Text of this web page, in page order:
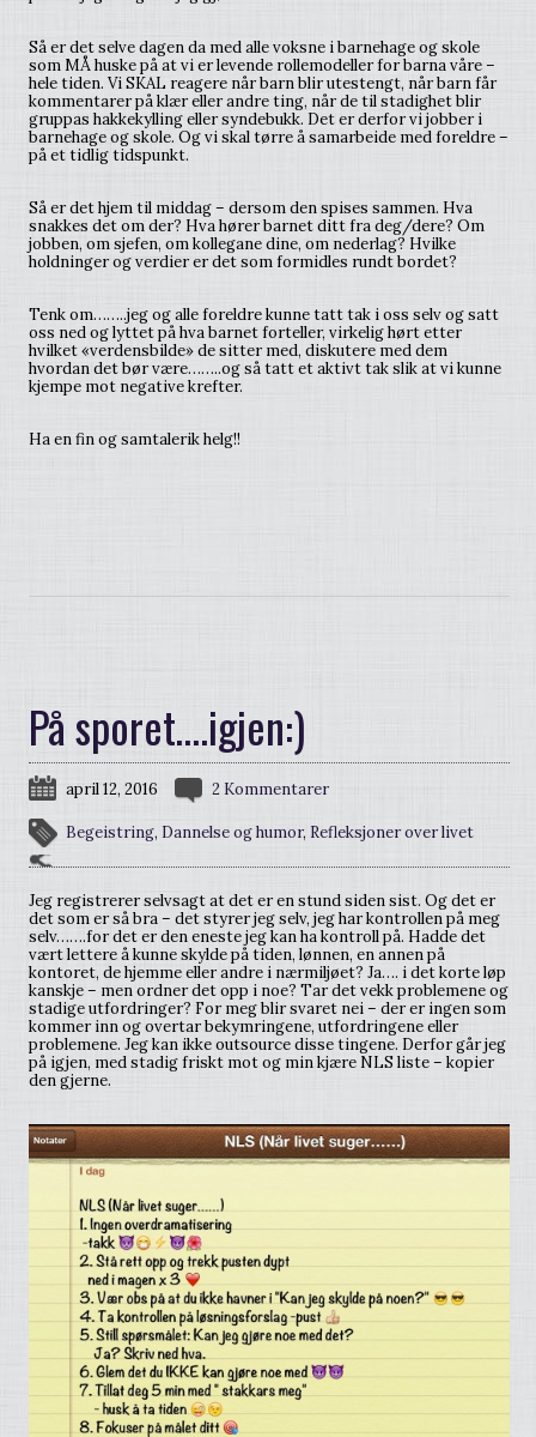
Så er det selve dagen da med alle voksne i barnehage og skole
som MÅ huske på at vi er levende rollemodeller for barna våre –
hele tiden. Vi SKAL reagere når barn blir utestengt, når barn får
kommentarer på klær eller andre ting, når de til stadighet blir
gruppas hakkekylling eller syndebukk. Det er derfor vi jobber i
barnehage og skole. Og vi skal tørre å samarbeide med foreldre –
på et tidlig tidspunkt.
Så er det hjem til middag – dersom den spises sammen. Hva
snakkes det om der? Hva hører barnet ditt fra deg/dere? Om
jobben, om sjefen, om kollegane dine, om nederlag? Hvilke
holdninger og verdier er det som formidles rundt bordet?
Tenk om……..jeg og alle foreldre kunne tatt tak i oss selv og satt
oss ned og lyttet på hva barnet forteller, virkelig hørt etter
hvilket «verdensbilde» de sitter med, diskutere med dem
hvordan det bør være……..og så tatt et aktivt tak slik at vi kunne
kjempe mot negative krefter.
Ha en fin og samtalerik helg!!
På sporet….igjen:)
april 12, 2016 2 Kommentarer
Begeistring, Dannelse og humor, Refleksjoner over livet
Jeg registrerer selvsagt at det er en stund siden sist. Og det er
det som er så bra – det styrer jeg selv, jeg har kontrollen på meg
selv…….for det er den eneste jeg kan ha kontroll på. Hadde det
vært lettere å kunne skylde på tiden, lønnen, en annen på
kontoret, de hjemme eller andre i nærmiljøet? Ja…. i det korte løp
kanskje – men ordner det opp i noe? Tar det vekk problemene og
stadige utfordringer? For meg blir svaret nei – der er ingen som
kommer inn og overtar bekymringene, utfordringene eller
problemene. Jeg kan ikke outsource disse tingene. Derfor går jeg
på igjen, med stadig friskt mot og min kjære NLS liste – kopier
den gjerne.